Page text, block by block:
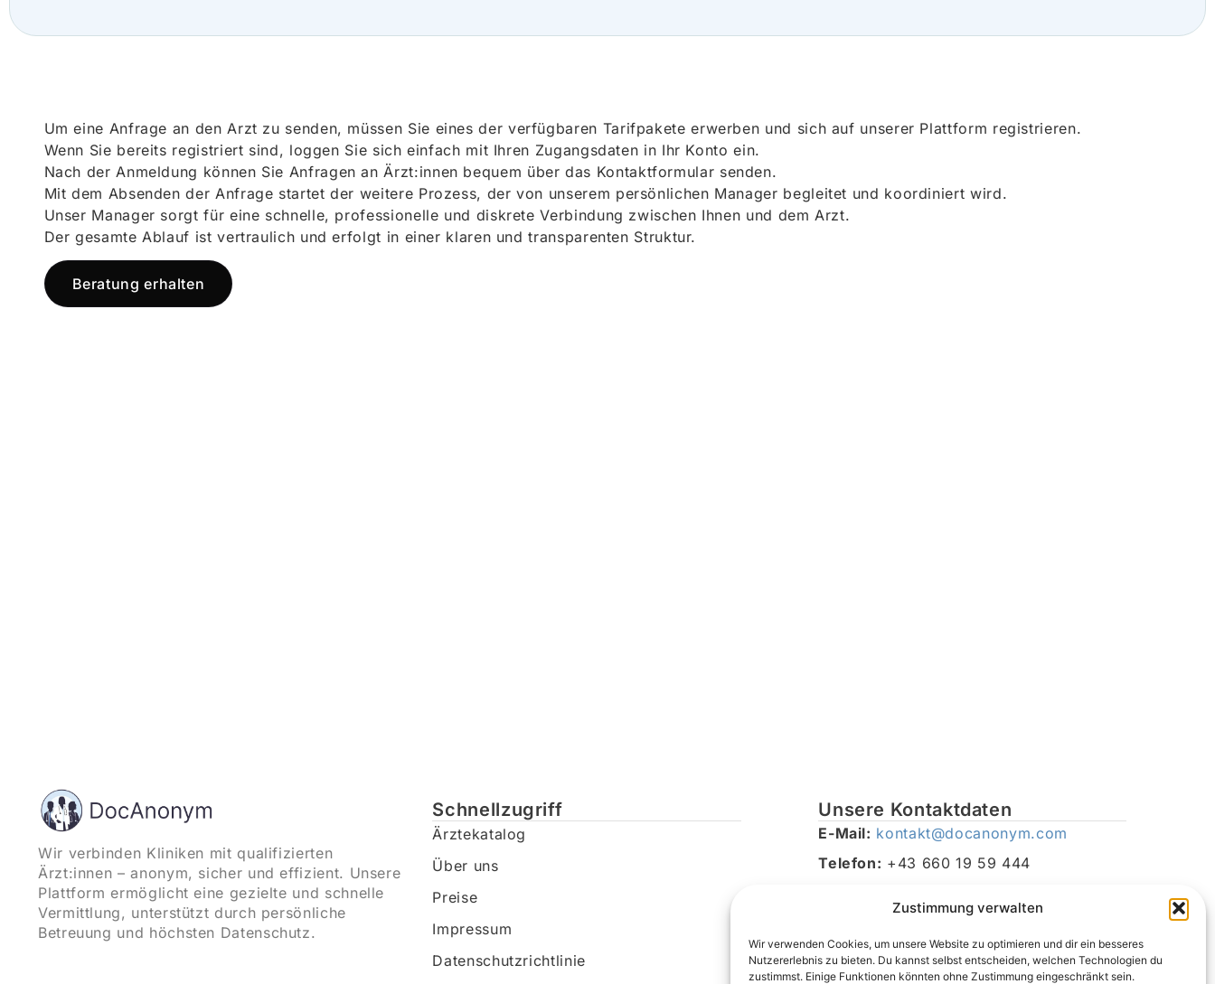
Zustimmung verwalten
Wir verwenden Cookies, um unsere Website zu optimieren und dir ein besseres
Nutzererlebnis zu bieten. Du kannst selbst entscheiden, welchen Technologien du
zustimmst. Einige Funktionen könnten ohne Zustimmung eingeschränkt sein.
Um eine Anfrage an den Arzt zu senden, müssen Sie eines der verfügbaren Tarifpakete erwerben und sich auf unserer Plattform registrieren.
Wenn Sie bereits registriert sind, loggen Sie sich einfach mit Ihren Zugangsdaten in Ihr Konto ein.
Nach der Anmeldung können Sie Anfragen an Ärzt:innen bequem über das Kontaktformular senden.
Mit dem Absenden der Anfrage startet der weitere Prozess, der von unserem persönlichen Manager begleitet und koordiniert wird.
Unser Manager sorgt für eine schnelle, professionelle und diskrete Verbindung zwischen Ihnen und dem Arzt.
Der gesamte Ablauf ist vertraulich und erfolgt in einer klaren und transparenten Struktur.
Beratung erhalten
Wir verbinden Kliniken mit qualifizierten
Ärzt:innen – anonym, sicher und effizient. Unsere
Plattform ermöglicht eine gezielte und schnelle
Vermittlung, unterstützt durch persönliche
Betreuung und höchsten Datenschutz.
Schnellzugriff
Ärztekatalog
Über uns
Preise
Impressum
Datenschutzrichtlinie
Unsere Kontaktdaten
E-Mail: kontakt@docanonym.com
Telefon: +43 660 19 59 444
Traunsee, Österreich